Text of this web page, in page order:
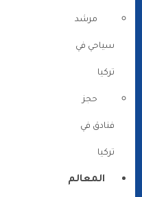
مرشد
سياحي في
تركيا
حجز
فنادق في
تركيا
المعالم